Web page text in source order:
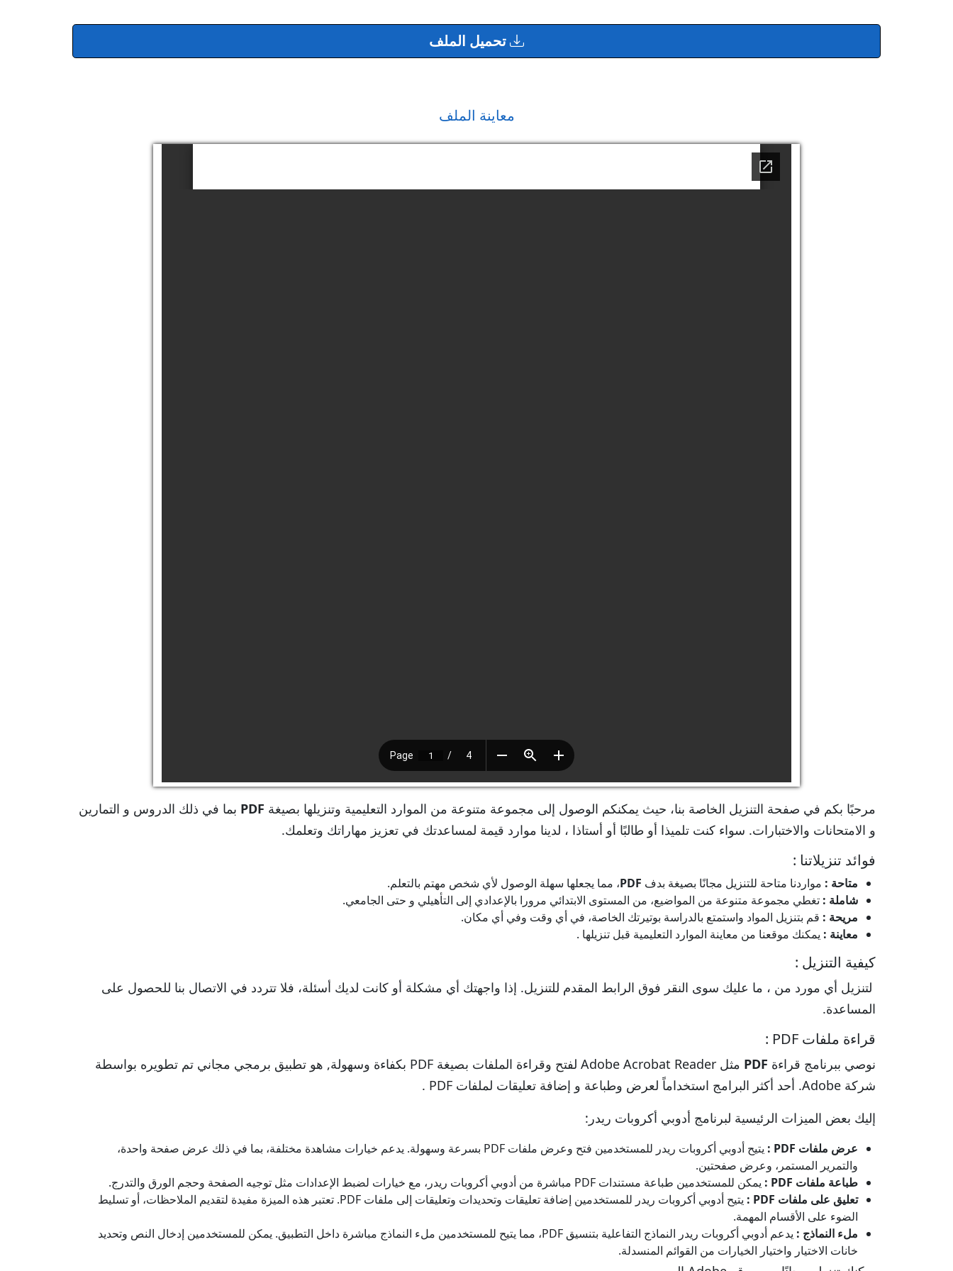
تحميل الملف
معاينة الملف
مرحبًا بكم في صفحة التنزيل الخاصة بنا، حيث يمكنكم الوصول إلى مجموعة متنوعة من الموارد التعليمية وتنزيلها بصيغة PDF بما في ذلك الدروس و التمارين
و الامتحانات والاختبارات. سواء كنت تلميذا أو طالبًا أو أستاذا ، لدينا موارد قيمة لمساعدتك في تعزيز مهاراتك وتعلمك.
فوائد تنزيلاتنا :
متاحة : مواردنا متاحة للتنزيل مجانًا بصيغة بدف PDF، مما يجعلها سهلة الوصول لأي شخص مهتم بالتعلم.
شاملة : تغطي مجموعة متنوعة من المواضيع، من المستوى الابتدائي مرورا بالإعدادي إلى التأهيلي و حتى الجامعي.
مريحة : قم بتنزيل المواد واستمتع بالدراسة بوتيرتك الخاصة، في أي وقت وفي أي مكان.
معاينة : يمكنك موقعنا من معاينة الموارد التعليمية قبل تنزيلها .
كيفية التنزيل :
لتنزيل أي مورد من ، ما عليك سوى النقر فوق الرابط المقدم للتنزيل. إذا واجهتك أي مشكلة أو كانت لديك أسئلة، فلا تتردد في الاتصال بنا للحصول على
المساعدة.
قراءة ملفات PDF :
نوصي ببرنامج قراءة PDF
مثل Adobe Acrobat Reader لفتح وقراءة الملفات بصيغة PDF بكفاءة وسهولة, هو تطبيق برمجي مجاني تم تطويره بواسطة
شركة Adobe. أحد أكثر البرامج استخداماً لعرض وطباعة و إضافة تعليقات لملفات PDF .
إليك بعض الميزات الرئيسية لبرنامج أدوبي أكروبات ريدر:
عرض ملفات PDF :
يتيح أدوبي أكروبات ريدر للمستخدمين فتح وعرض ملفات PDF بسرعة وسهولة. يدعم خيارات مشاهدة مختلفة، بما في ذلك عرض صفحة واحدة،
والتمرير المستمر، وعرض صفحتين.
طباعة ملفات PDF :
يمكن للمستخدمين طباعة مستندات PDF مباشرة من أدوبي أكروبات ريدر، مع خيارات لضبط الإعدادات مثل توجيه الصفحة وحجم الورق والتدرج.
تعليق على ملفات PDF :
يتيح أدوبي أكروبات ريدر للمستخدمين إضافة تعليقات وتحديدات وتعليقات إلى ملفات PDF. تعتبر هذه الميزة مفيدة لتقديم الملاحظات، أو تسليط
الضوء على الأقسام المهمة.
ملء النماذج :
يدعم أدوبي أكروبات ريدر النماذج التفاعلية بتنسيق PDF، مما يتيح للمستخدمين ملء النماذج مباشرة داخل التطبيق. يمكن للمستخدمين إدخال النص وتحديد
خانات الاختيار واختيار الخيارات من القوائم المنسدلة.